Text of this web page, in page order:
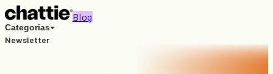
Blog
Categorias
Newsletter